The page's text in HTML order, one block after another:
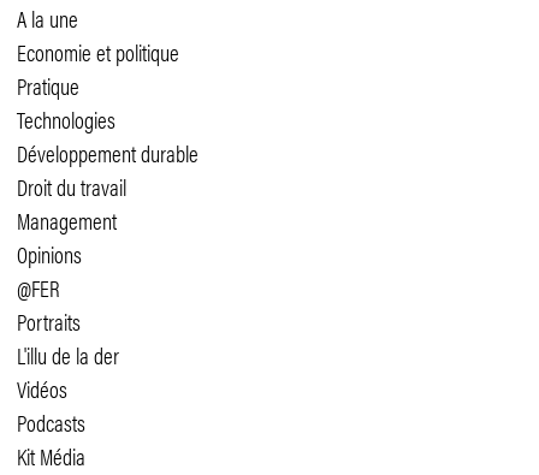
A la une
Economie et politique
Pratique
Technologies
Développement durable
Droit du travail
Management
Opinions
@FER
Portraits
L'illu de la der
Vidéos
Podcasts
Kit Média